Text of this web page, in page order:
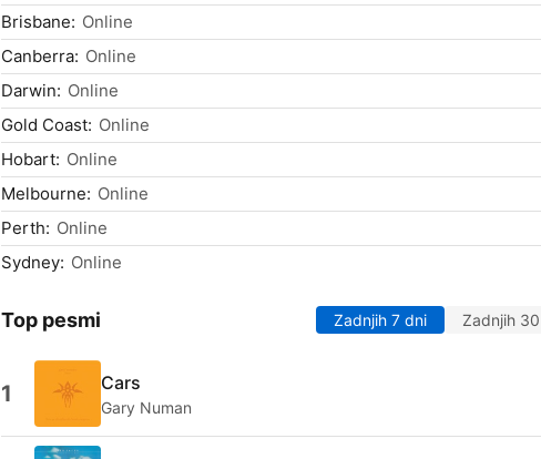
Brisbane: Online
Canberra: Online
Darwin: Online
Gold Coast: Online
Hobart: Online
Melbourne: Online
Perth: Online
Sydney: Online
Top pesmi Zadnjih 7 dni Zadnjih
1 Cars
Gary Numan